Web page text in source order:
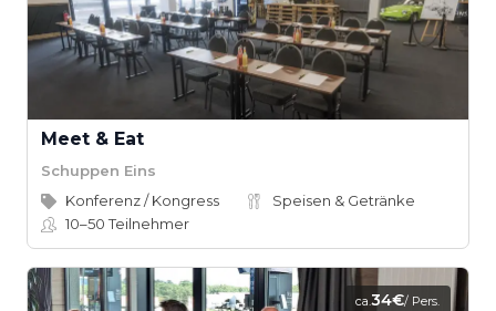
Meet & Eat
Schuppen Eins
Konferenz / Kongress
Speisen & Getränke
10–50Teilnehmer
ca.34€/ Pers.